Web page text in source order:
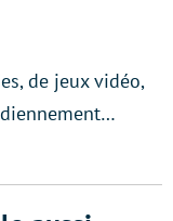
de jeux vidéo,